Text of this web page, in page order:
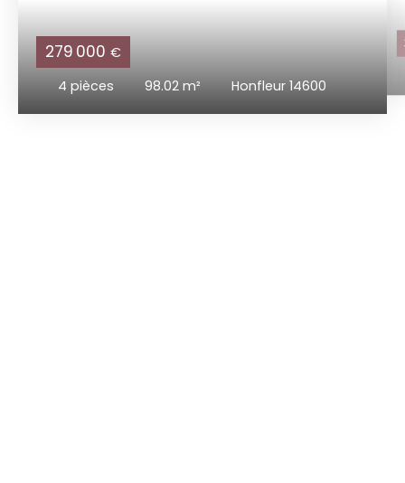
279 000 €
4 pièces 98.02 m² Honfleur 14600